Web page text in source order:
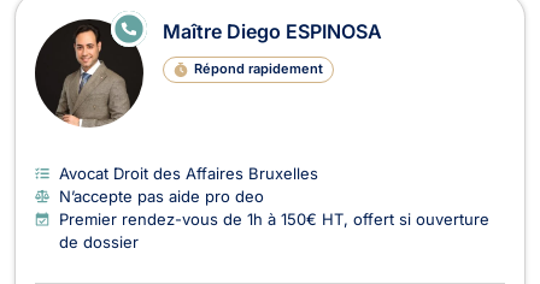
Maître Diego ESPINOSA
Répond rapidement
E
N
N
E
Avocat Droit des Affaires Bruxelles
N’accepte pas aide pro deo
Premier rendez-vous de 1h à 150€ HT, offert si ouverture
de dossier